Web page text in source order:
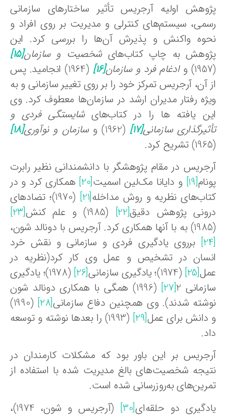
اولیه آرجریس تأثیر ساختارهای سازمانی
سیستم‌های کنترلی و مدیریت بر روی افراد و
واکنش و پذیرش آن‌ها را بررسی کرد. این
به چاپ کتاب‌هایشخصیت و سازمان[15]
ادغام فرد و سازمان[16]
(1964) انجامید. پس
آن، آرجریس تمرکز خود را بر روی تغییر سازمانی و به
رفتار مدیران ارشد در سازمان‌ها معطوف کرد. وی
یافته ها را در کتاب‌هایشایستگی فردی و
سازمانی[17] (1962) و سازمان و نوآوری[18]
در مقام پژوهشگر با دانشمندانی نظیر رابرت
[19] و دایانا مک‌لین اسمیت[20]
همکاری کرد و در
نظریه و روش مداخله[21]
(1970)؛ تضادهای
پژوهش دقیق[22] (1985) و علم کنش
[23]
برروی یادگیری فردی و سازمانی و نقش خرد
در تشخیص و عمل وی کار کرد(نظریه در
[25] (1974)؛ یادگیری سازمانی [26]
(1978)؛ یادگیری
2
[27]
(1996) همگی با همکاری دونالد شون
شدند). وی همچنین دفاع سازمانی[28]
(1990)
دانش برای عمل[29]
(1993) را بعدها نوشته و توسعه
بر این باور بود که مشکلات کارمندان در
شخصیت‌های بالغ مدیریت شده با استفاده از
به‌روزرسانی شده است.
دو حلقه‌ای[30]
(آرجریس و شون، 1974)،